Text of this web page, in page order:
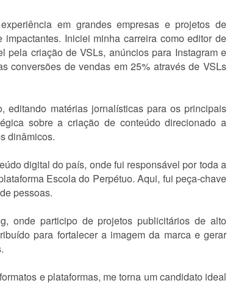
em grandes empresas e projetos de
Iniciei minha carreira como editor de
pela criação de VSLs, anúncios para Instagram e
conversões de vendas em 25% através de VSLs
editando matérias jornalísticas para os principais
sobre a criação de conteúdo direcionado a
dinâmicos.
digital do país, onde fui responsável por toda a
Escola do Perpétuo. Aqui, fui peça-chave
pessoas.
onde participo de projetos publicitários de alto
para fortalecer a imagem da marca e gerar
e plataformas, me torna um candidato ideal